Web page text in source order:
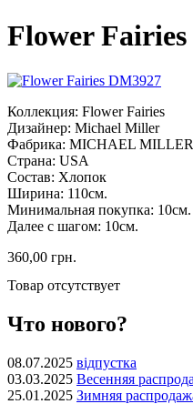
Flower
Коллекция: Flower Fairies
Дизайнер: Michael Miller
Фабрика: MICHAEL MILLER
Страна: USA
Состав: Хлопок
Ширина: 110см.
Минимальная покупка: 10см.
Далее с шагом: 10см.
360,00 грн.
Товар отсутствует
Что нового?
08.07.2025 відпустка
03.03.2025 Весенняя
25.01.2025 Зимняя